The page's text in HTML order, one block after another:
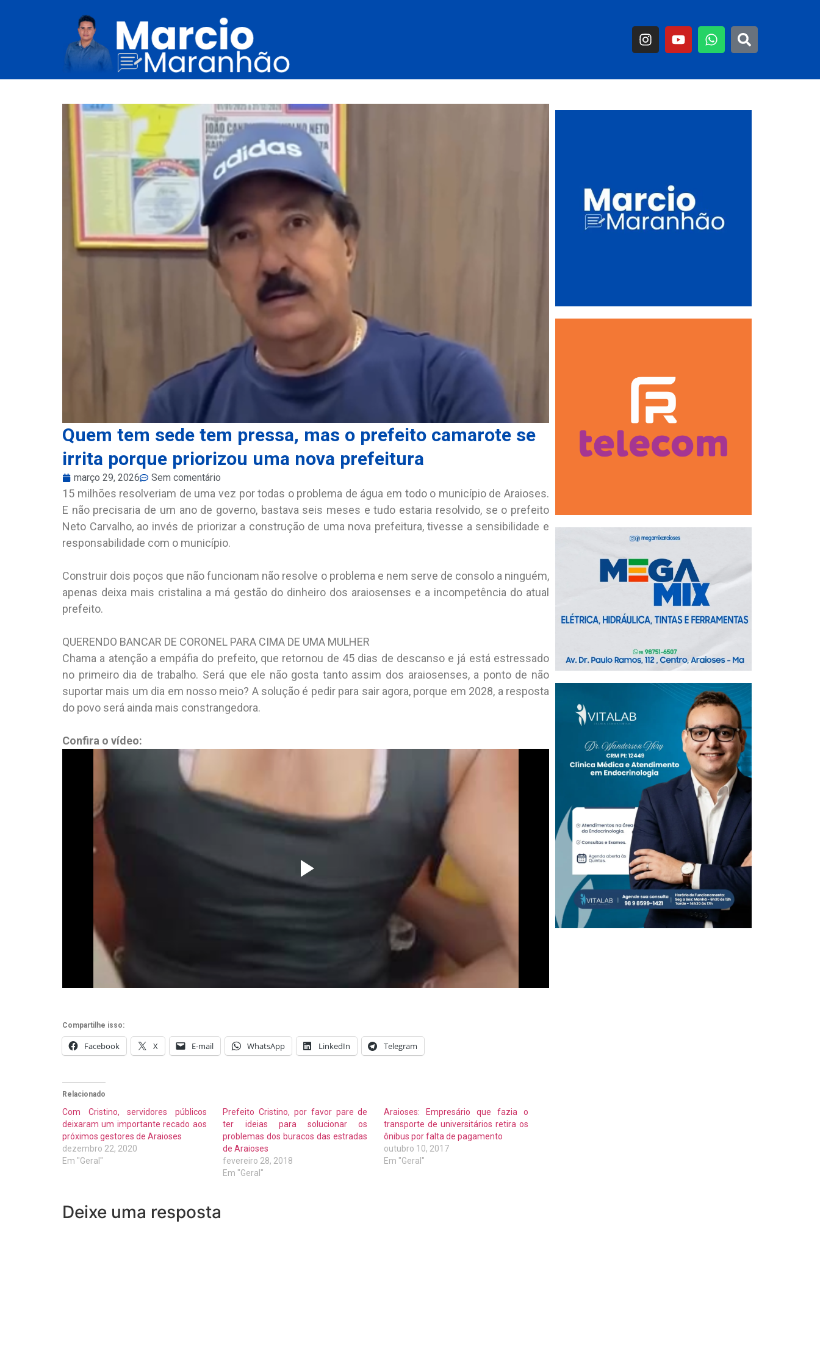
Quem tem sede tem pressa, mas o prefeito camarote se
irrita porque priorizou uma nova prefeitura
março 29, 2026 Sem comentário
15 milhões resolveriam de uma vez por todas o problema de água em todo o município de Araioses.
E não precisaria de um ano de governo, bastava seis meses e tudo estaria resolvido, se o prefeito
Neto Carvalho, ao invés de priorizar a construção de uma nova prefeitura, tivesse a sensibilidade e
responsabilidade com o município.
Construir dois poços que não funcionam não resolve o problema e nem serve de consolo a ninguém,
apenas deixa mais cristalina a má gestão do dinheiro dos araiosenses e a incompetência do atual
prefeito.
QUERENDO BANCAR DE CORONEL PARA CIMA DE UMA MULHER
Chama a atenção a empáfia do prefeito, que retornou de 45 dias de descanso e já está estressado
no primeiro dia de trabalho. Será que ele não gosta tanto assim dos araiosenses, a ponto de não
suportar mais um dia em nosso meio? A solução é pedir para sair agora, porque em 2028, a resposta
do povo será ainda mais constrangedora.
Confira o vídeo:
Compartilhe isso:
Facebook X E-mail WhatsApp LinkedIn Telegram
Relacionado
Com Cristino, servidores públicos
deixaram um importante recado aos
próximos gestores de Araioses
dezembro 22, 2020
Em "Geral"
Prefeito Cristino, por favor pare de
ter ideias para solucionar os
problemas dos buracos das estradas
de Araioses
fevereiro 28, 2018
Em "Geral"
Araioses: Empresário que fazia o
transporte de universitários retira os
ônibus por falta de pagamento
outubro 10, 2017
Em "Geral"
Deixe uma resposta